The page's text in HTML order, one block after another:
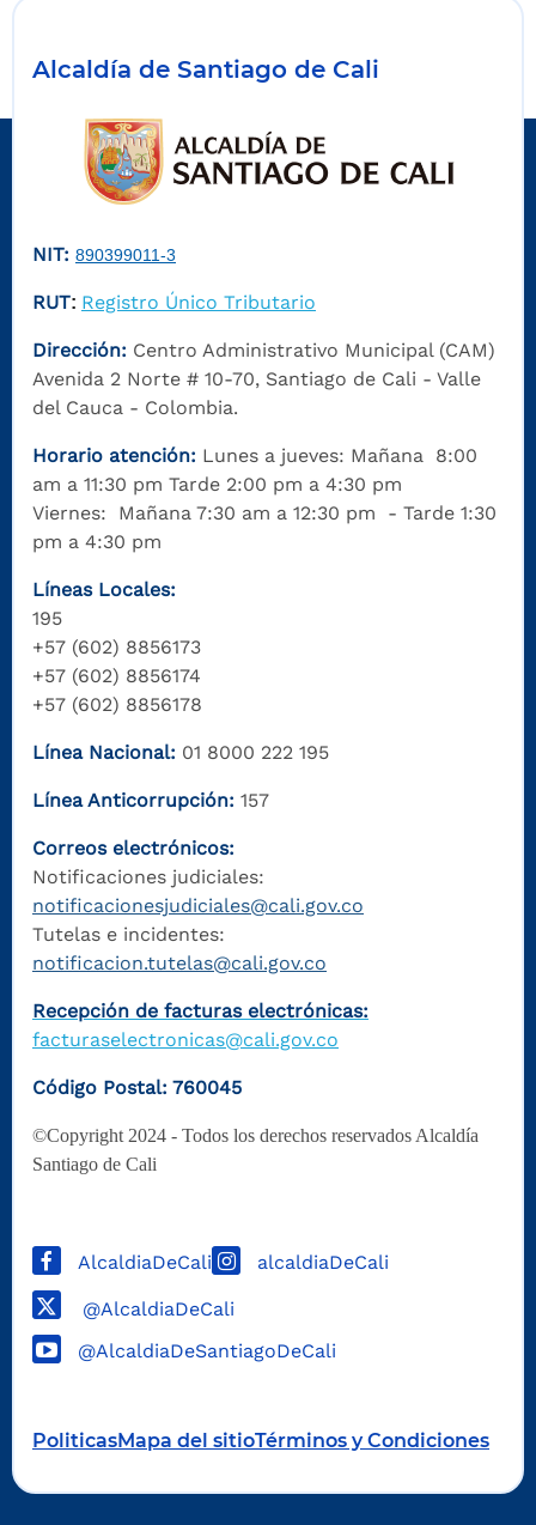
Alcaldía de Santiago de Cali
NIT: 890399011-3
RUT: Registro Único Tributario
Dirección: Centro Administrativo Municipal (CAM)
Avenida 2 Norte # 10-70, Santiago de Cali - Valle
del Cauca - Colombia.
Horario atención: Lunes a jueves: Mañana 8:00
am a 11:30 pm Tarde 2:00 pm a 4:30 pm
Viernes: Mañana 7:30 am a 12:30 pm - Tarde 1:30
pm a 4:30 pm
Líneas Locales:
195
+57 (602) 8856173
+57 (602) 8856174
+57 (602) 8856178
Línea Nacional: 01 8000 222 195
Línea Anticorrupción: 157
Correos electrónicos:
Notificaciones judiciales:
notificacionesjudiciales@cali.gov.co
Tutelas e incidentes:
notificacion.tutelas@cali.gov.co
Recepción de facturas electrónicas:
facturaselectronicas@cali.gov.co
Código Postal: 760045
©Copyright 2024 - Todos los derechos reservados Alcaldía
Santiago de Cali
AlcaldiaDeCali alcaldiaDeCali
@AlcaldiaDeCali
@AlcaldiaDeSantiagoDeCali
PoliticasMapa del sitioTérminos y Condiciones